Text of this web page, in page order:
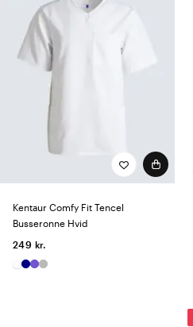
Kentaur Comfy Fit Tencel
Busseronne Hvid
249 kr.